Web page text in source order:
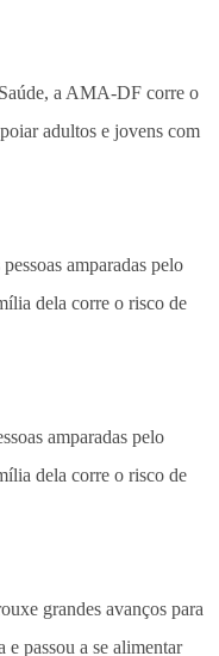
a AMA-DF corre o
adultos e jovens com
amparadas pelo
dela corre o risco de